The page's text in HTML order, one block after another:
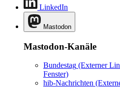
LinkedIn
Mastodon
Mastodon-Kanäle
Bundestag (Externer
Fenster)
hib-Nachrichten